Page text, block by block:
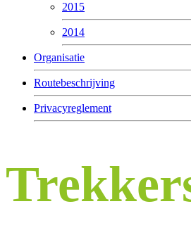
2015
2014
Organisatie
Routebeschrijving
Privacyreglement